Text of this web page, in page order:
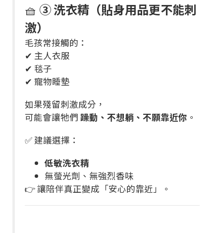
🧺 ③ 洗衣精（貼身用品更不能刺
激）
毛孩常接觸的：
✔ 主人衣服
✔ 毯子
✔ 寵物睡墊
如果殘留刺激成分，
可能會讓牠們 躁動、不想躺、不願靠近你 。
✅ 建議選擇：
低敏洗衣精
無螢光劑、無強烈香味
👉 讓陪伴真正變成「安心的靠近」。